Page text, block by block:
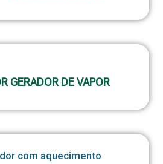
GERADOR DE VAPOR